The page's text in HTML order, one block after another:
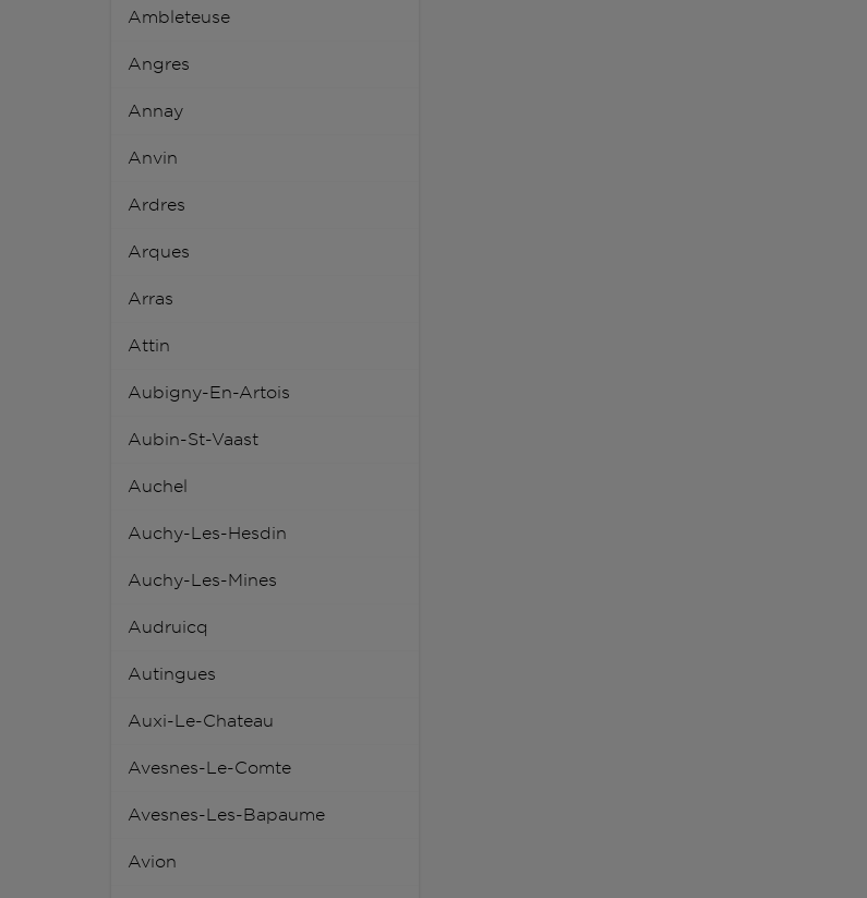
Ambleteuse
Angres
Annay
Anvin
Ardres
Arques
Arras
Attin
Aubigny-En-Artois
Aubin-St-Vaast
Auchel
Auchy-Les-Hesdin
Auchy-Les-Mines
Audruicq
Autingues
Auxi-Le-Chateau
Avesnes-Le-Comte
Avesnes-Les-Bapaume
Avion